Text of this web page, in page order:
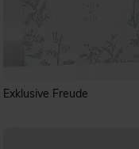
Exklusive Freude